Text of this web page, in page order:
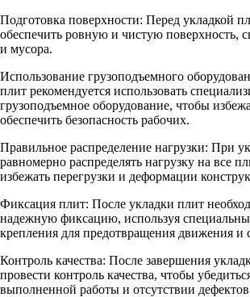
Подготовка поверхности: Перед укладкой
обеспечить ровную и чистую поверхность,
и мусора.
Использование грузоподъемного
плит рекомендуется использовать
грузоподъемное оборудование, чтобы
обеспечить безопасность рабочих.
Правильное распределение нагрузки: При
равномерно распределять нагрузку на все
избежать перегрузки и деформации
Фиксация плит: После укладки плит
надежную фиксацию, используя
крепления для предотвращения движения и
Контроль качества: После завершения
провести контроль качества, чтобы
выполненной работы и отсутствии